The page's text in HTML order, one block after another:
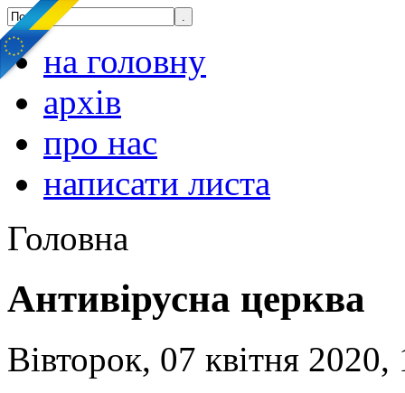
на головну
архів
про нас
написати листа
Головна
Антивірусна церква
Вівторок, 07 квітня 2020,